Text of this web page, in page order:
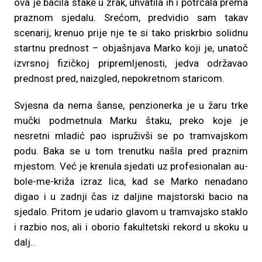
ova je bacila štake u zrak, uhvatila ih i potrčala prema
praznom sjedalu. Srećom, predvidio sam takav
scenarij, krenuo prije nje te si tako priskrbio solidnu
startnu prednost – objašnjava Marko koji je, unatoč
izvrsnoj fizičkoj pripremljenosti, jedva održavao
prednost pred, naizgled, nepokretnom staricom.
Svjesna da nema šanse, penzionerka je u žaru trke
mučki podmetnula Marku štaku, preko koje je
nesretni mladić pao ispruživši se po tramvajskom
podu. Baka se u tom trenutku našla pred praznim
mjestom. Već je krenula sjedati uz profesionalan au-
bole-me-križa izraz lica, kad se Marko nenadano
digao i u zadnji čas iz daljine majstorski bacio na
sjedalo. Pritom je udario glavom u tramvajsko staklo
i razbio nos, ali i oborio fakultetski rekord u skoku u
dalj..